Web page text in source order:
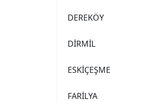
DEREKÖY
DİRMİL
ESKİÇEŞME
FARİLYA